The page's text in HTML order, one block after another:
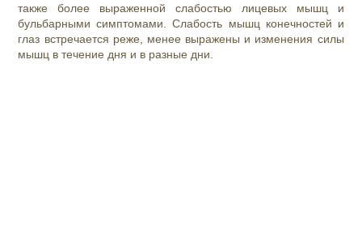
также более выраженной слабостью лицевых мышц и
бульбарными симптомами. Слабость мышц конечностей и
глаз встречается реже, менее выражены и изменения силы
мышц в течение дня и в разные дни.